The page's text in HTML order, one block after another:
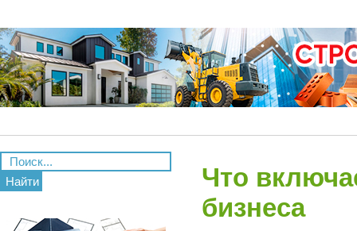
Найти
Что
бизнеса